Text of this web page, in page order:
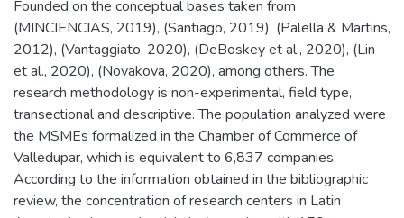
Founded on the conceptual bases taken from
(MINCIENCIAS, 2019), (Santiago, 2019), (Palella & Martins,
2012), (Vantaggiato, 2020), (DeBoskey et al., 2020), (Lin
et al., 2020), (Novakova, 2020), among others. The
research methodology is non-experimental, field type,
transectional and descriptive. The population analyzed were
the MSMEs formalized in the Chamber of Commerce of
Valledupar, which is equivalent to 6,837 companies.
According to the information obtained in the bibliographic
review, the concentration of research centers in Latin